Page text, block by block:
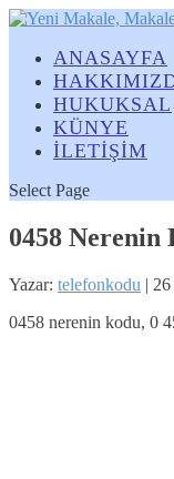
ANASAYFA
HUKUKSAL
KÜNYE
İLETİŞİM
Select Page
0458 Nerenin
Yazar: telefonkodu |
0458 nerenin kodu, 0